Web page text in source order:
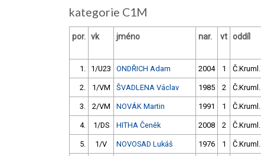
kategorie C1M
por. vk jméno nar. vt oddíl
1. 1/U23 ONDŘICH Adam 2004 1 Č.Kruml.
2. 1/VM ŠVADLENA Václav 1985 2 Č.Kruml.
3. 2/VM NOVÁK Martin 1991 1 Č.Kruml.
4. 1/DS HITHA Čeněk 2008 2 Č.Kruml.
5. 1/V NOVOSAD Lukáš 1976 1 Č.Kruml.